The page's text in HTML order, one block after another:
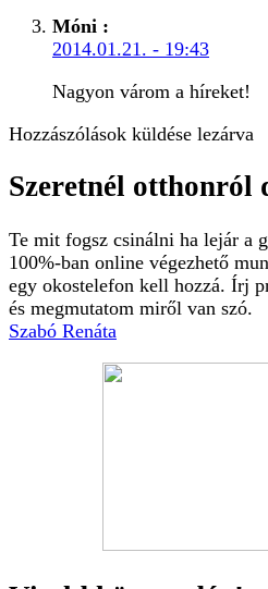
Móni :
2014.01.21. - 19:43
Nagyon várom a híreket!
Hozzászólások küldése lezárva
Szeretnél otthonról
Te mit fogsz csinálni ha lejár a
100%-ban online végezhető
egy okostelefon kell hozzá. Írj
és megmutatom miről van szó.
Szabó Renáta